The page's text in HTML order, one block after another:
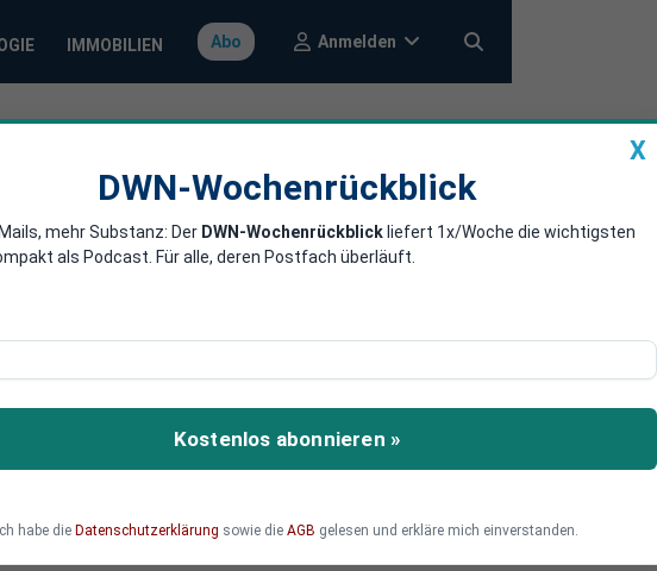
IMMOBILIEN Abo Anmelden
Zweiten
der NSDAP in Deutschland und
vor der Gefahr eines großen
X
DWN-Wochenrückblick
mehr Substanz: Der DWN-Wochenrückblick liefert 1x/Woche die wichtigsten
als Podcast. Für alle, deren Postfach überläuft.
Kostenlos abonnieren »
Ich habe die Datenschutzerklärung sowie die AGB gelesen und erkläre mich einverstanden.